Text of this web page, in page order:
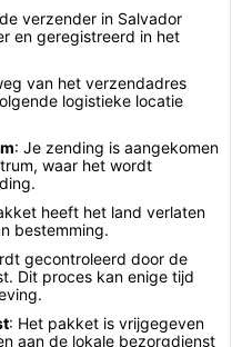
verzender in Salvador
en geregistreerd in het
van het verzendadres
logistieke locatie
: Je zending is aangekomen
waar het wordt
heeft het land verlaten
bestemming.
gecontroleerd door de
Dit proces kan enige tijd
: Het pakket is vrijgegeven
aan de lokale bezorgdienst